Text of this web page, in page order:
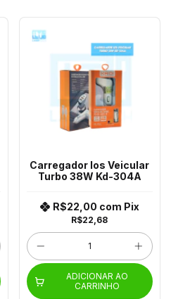
Carregador Ios Veicular
Turbo 38W Kd-304A
R$22,68
R$22,00 com Pix
ADICIONAR AO
CARRINHO